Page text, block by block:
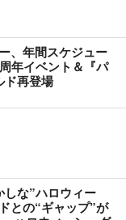
、年間スケジュー
年イベント＆『パ
ド再登場
な”ハロウィー
との“ギャップ”が